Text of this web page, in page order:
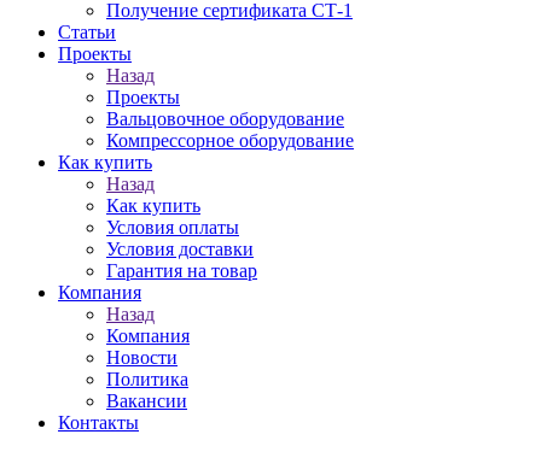
Получение сертификата СТ-1
Статьи
Проекты
Назад
Проекты
Вальцовочное оборудование
Компрессорное оборудование
Как купить
Назад
Как купить
Условия оплаты
Условия доставки
Гарантия на товар
Компания
Назад
Компания
Новости
Политика
Вакансии
Контакты